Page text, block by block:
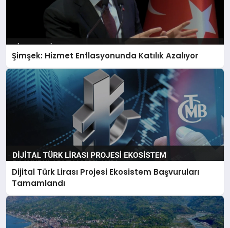
Şimşek: Hizmet Enflasyonunda Katılık Azalıyor
Dijital Türk Lirası Projesi Ekosistem Başvuruları
Tamamlandı